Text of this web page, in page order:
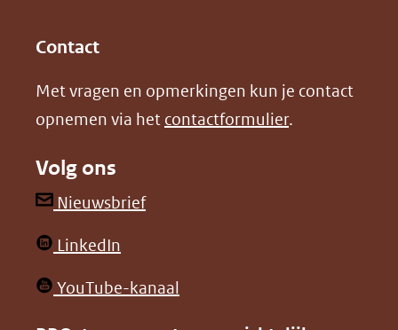
venster)
(verwijst
een
andere
venster)
(verwijst
andere
Contact
Met vragen en opmerkingen kun je contact
opnemen via het contactformulier.
Volg ons
Nieuwsbrief(opent
venster)
LinkedIn
nieuw
YouTube-kanaal